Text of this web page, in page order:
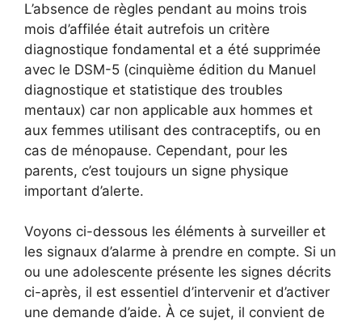
L’absence de règles pendant au moins trois
mois d’affilée était autrefois un critère
diagnostique fondamental et a été supprimée
avec le DSM-5 (cinquième édition du Manuel
diagnostique et statistique des troubles
mentaux) car non applicable aux hommes et
aux femmes utilisant des contraceptifs, ou en
cas de ménopause. Cependant, pour les
parents, c’est toujours un signe physique
important d’alerte.
Voyons ci-dessous les éléments à surveiller et
les signaux d’alarme à prendre en compte. Si un
ou une adolescente présente les signes décrits
ci-après, il est essentiel d’intervenir et d’activer
une demande d’aide. À ce sujet, il convient de